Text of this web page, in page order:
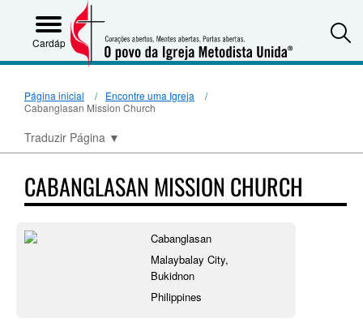
Cardápio
Página inicial
Encontre uma Igreja
Cabanglasan Mission Church
Traduzir Página ▼
CABANGLASAN MISSION CHURCH
Cabanglasan
Malaybalay City,
Bukidnon
Philippines